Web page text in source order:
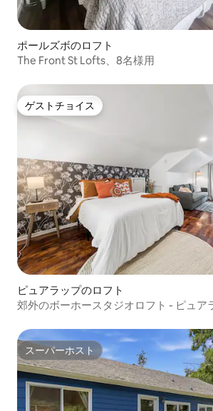
ポールズボのロフト
The Front St Lofts、8名様用
ゲストチョイス
ゲストチョイス
ピュアラップのロフト
郊外のボーホースタジオロフト - ピュア
スーパーホスト
スーパーホスト